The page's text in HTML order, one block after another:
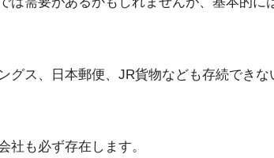
グス、日本郵便、JR貨物なども存続できな
社も必ず存在します。